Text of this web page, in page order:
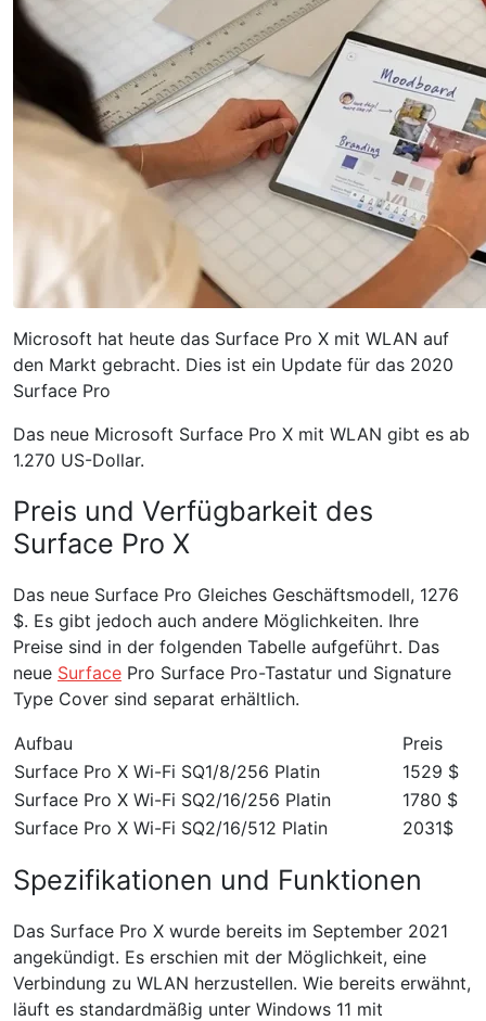
Microsoft hat heute das Surface Pro X mit WLAN auf
den Markt gebracht. Dies ist ein Update für das 2020
Surface Pro
Das neue Microsoft Surface Pro X mit WLAN gibt es ab
1.270 US-Dollar.
Preis und Verfügbarkeit des
Surface Pro X
Das neue Surface Pro Gleiches Geschäftsmodell, 1276
$. Es gibt jedoch auch andere Möglichkeiten. Ihre
Preise sind in der folgenden Tabelle aufgeführt. Das
neue Surface Pro Surface Pro-Tastatur und Signature
Type Cover sind separat erhältlich.
Aufbau
Preis
Surface Pro X Wi-Fi SQ1/8/256 Platin
1529 $
Surface Pro X Wi-Fi SQ2/16/256 Platin
1780 $
Surface Pro X Wi-Fi SQ2/16/512 Platin
2031$
Spezifikationen und Funktionen
Das Surface Pro X wurde bereits im September 2021
angekündigt. Es erschien mit der Möglichkeit, eine
Verbindung zu WLAN herzustellen. Wie bereits erwähnt,
läuft es standardmäßig unter Windows 11 mit